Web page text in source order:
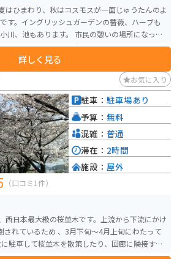
はひまわり、秋はコスモスが一面じゅうたんのよ
す。イングリッシュガーデンの薔薇、ハーブも
す。 市民の憩いの場所になって
アルされて県外から遊びにこられる人もいます。
い牛乳・共進牧場もあります。ひまわりの丘公
も公園への入場料も無料です。
詳しく見る
お気に入り
（口コミ1件）
西日本最大級の桜並木です。上流から下流にかけ
されているため 、3月下旬～4月上旬にわたって
駐車して桜並木を散策したり、回廊に隣接する
綺麗です。
駐車： 駐車場あり
予算： 無料
混雑： 普通
滞在： 2時間
施設： 屋外